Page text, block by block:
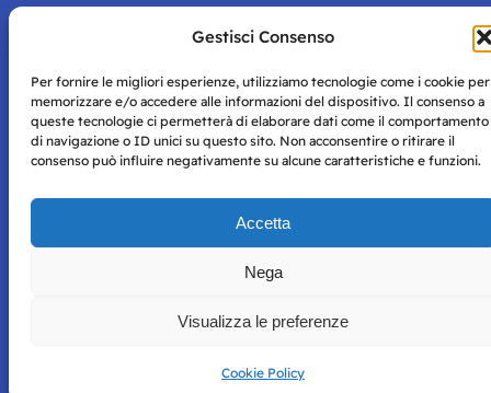
Gestisci Consenso
Per fornire le migliori esperienze, utilizziamo tecnologie come i cookie per
memorizzare e/o accedere alle informazioni del dispositivo. Il consenso a
queste tecnologie ci permetterà di elaborare dati come il comportamento
di navigazione o ID unici su questo sito. Non acconsentire o ritirare il
consenso può influire negativamente su alcune caratteristiche e funzioni.
Accetta
Nega
Visualizza le preferenze
Cookie Policy
Storie di Napoli è una testata registrata presso il tribunale di
Napoli con autorizzazione numero 38 del 25/9/2019.
Tutte le immagini e i contenuti su questo sito sono forniti
per mero scopo didattico e informativo.
perseguito secondo i termini di legge. Si nega l’utilizzo delle
informazioni in questo sito web per addestramento AI e
qualsiasi altro tipo di prodotto informatico.
Privacy